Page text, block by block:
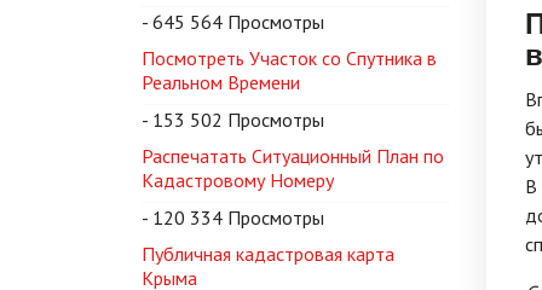
В
- 645 564 Просмотры
Посмотреть Участок со Спутника в
Реальном Времени
- 153 502 Просмотры
Распечатать Ситуационный План по
Кадастровому Номеру
- 120 334 Просмотры
Публичная кадастровая карта
Крыма